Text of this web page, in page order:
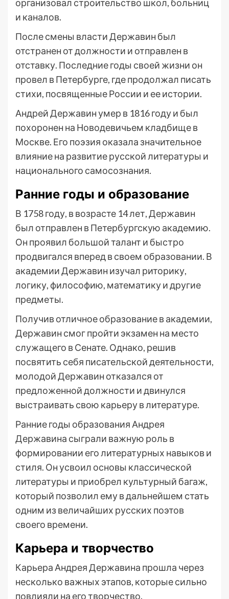
организовал строительство школ, больниц
и каналов.
После смены власти Державин был
отстранен от должности и отправлен в
отставку. Последние годы своей жизни он
провел в Петербурге, где продолжал писать
стихи, посвященные России и ее истории.
Андрей Державин умер в 1816 году и был
похоронен на Новодевичьем кладбище в
Москве. Его поэзия оказала значительное
влияние на развитие русской литературы и
национального самосознания.
Ранние годы и образование
В 1758 году, в возрасте 14 лет, Державин
был отправлен в Петербургскую академию.
Он проявил большой талант и быстро
продвигался вперед в своем образовании. В
академии Державин изучал риторику,
логику, философию, математику и другие
предметы.
Получив отличное образование в академии,
Державин смог пройти экзамен на место
служащего в Сенате. Однако, решив
посвятить себя писательской деятельности,
молодой Державин отказался от
предложенной должности и двинулся
выстраивать свою карьеру в литературе.
Ранние годы образования Андрея
Державина сыграли важную роль в
формировании его литературных навыков и
стиля. Он усвоил основы классической
литературы и приобрел культурный багаж,
который позволил ему в дальнейшем стать
одним из величайших русских поэтов
своего времени.
Карьера и творчество
Карьера Андрея Державина прошла через
несколько важных этапов, которые сильно
повлияли на его творчество.